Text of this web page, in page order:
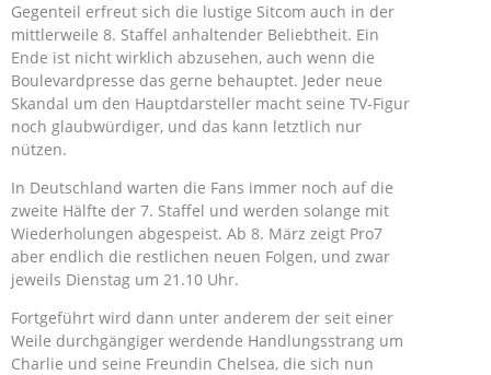
Gegenteil erfreut sich die lustige Sitcom auch in der
mittlerweile 8. Staffel anhaltender Beliebtheit. Ein
Ende ist nicht wirklich abzusehen, auch wenn die
Boulevardpresse das gerne behauptet. Jeder neue
Skandal um den Hauptdarsteller macht seine TV-Figur
noch glaubwürdiger, und das kann letztlich nur
nützen.
In Deutschland warten die Fans immer noch auf die
zweite Hälfte der 7. Staffel und werden solange mit
Wiederholungen abgespeist. Ab 8. März zeigt Pro7
aber endlich die restlichen neuen Folgen, und zwar
jeweils Dienstag um 21.10 Uhr.
Fortgeführt wird dann unter anderem der seit einer
Weile durchgängiger werdende Handlungsstrang um
Charlie und seine Freundin Chelsea, die sich nun